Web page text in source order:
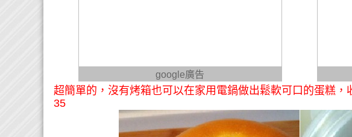
google廣告
超簡單的，沒有烤箱也可以在家用電鍋做出鬆軟可口的蛋糕
35